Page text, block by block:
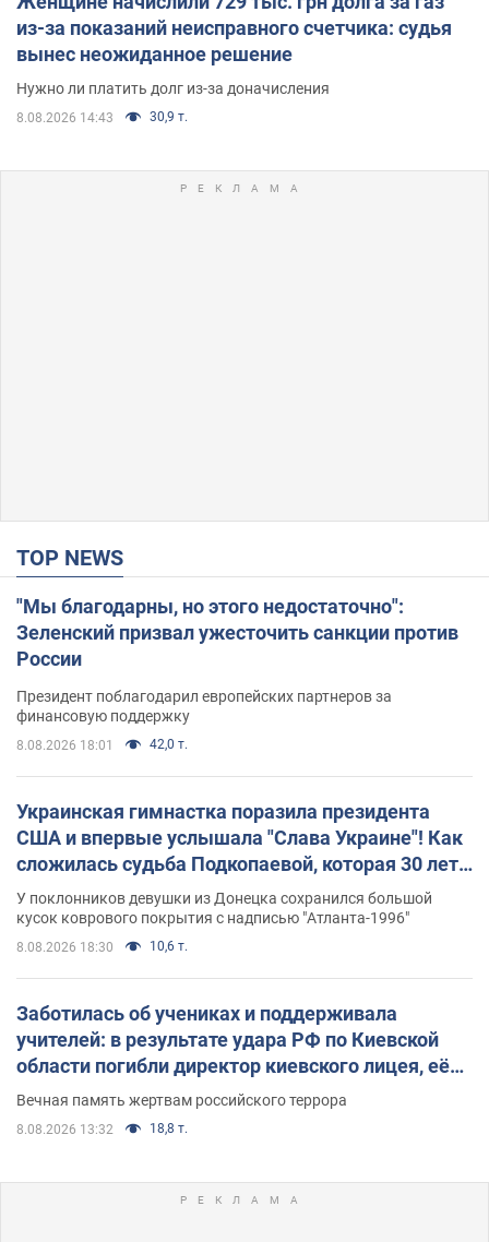
из-за показаний неисправного счетчика: судья
вынес неожиданное решение
Нужно ли платить долг из-за доначисления
8.08.2026 14:43 30,9 т.
TOP NEWS
"Мы благодарны, но этого недостаточно":
Зеленский призвал ужесточить санкции против
России
Президент поблагодарил европейских партнеров за
финансовую поддержку
8.08.2026 18:01 42,0 т.
Украинская гимнастка поразила президента
США и впервые услышала "Слава Украине"! Как
сложилась судьба Подкопаевой, которая 30 лет
назад завоевала "золото" Олимпиады
У поклонников девушки из Донецка сохранился большой
кусок коврового покрытия с надписью "Атланта-1996"
8.08.2026 18:30 10,6 т.
Заботилась об учениках и поддерживала
учителей: в результате удара РФ по Киевской
области погибли директор киевского лицея, её
муж и внук
Вечная память жертвам российского террора
8.08.2026 13:32 18,8 т.